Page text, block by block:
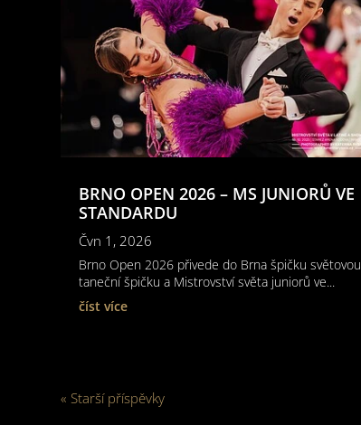
BRNO OPEN 2026 – MS JUNIORŮ VE
STANDARDU
Čvn 1, 2026
Brno Open 2026 přivede do Brna špičku světovou
taneční špičku a Mistrovství světa juniorů ve...
číst více
« Starší příspěvky